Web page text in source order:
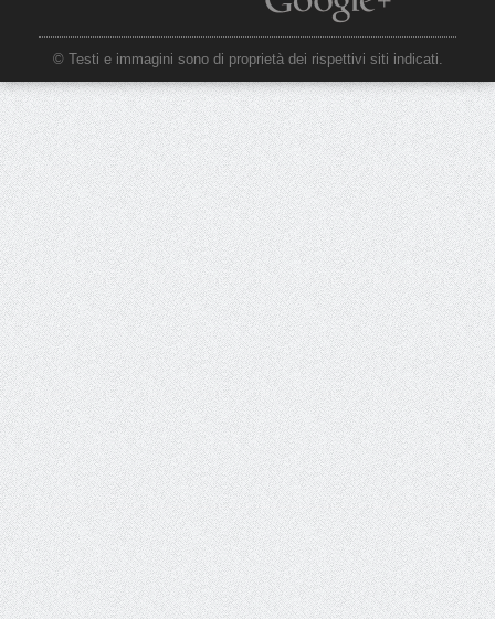
© Testi e immagini sono di proprietà dei rispettivi siti indicati.